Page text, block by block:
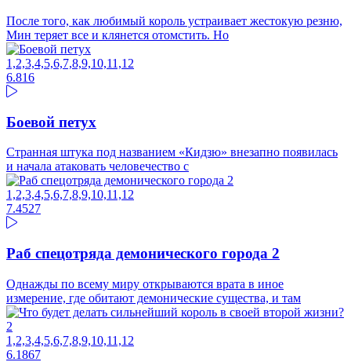
После того, как любимый король устраивает жестокую резню,
Мин теряет все и клянется отомстить. Но
1,2,3,4,5,6,7,8,9,10,11,12
6.816
Боевой петух
Странная штука под названием «Кидзю» внезапно появилась
и начала атаковать человечество с
1,2,3,4,5,6,7,8,9,10,11,12
7.4527
Раб спецотряда демонического города 2
Однажды по всему миру открываются врата в иное
измерение, где обитают демонические существа, и там
1,2,3,4,5,6,7,8,9,10,11,12
6.1867